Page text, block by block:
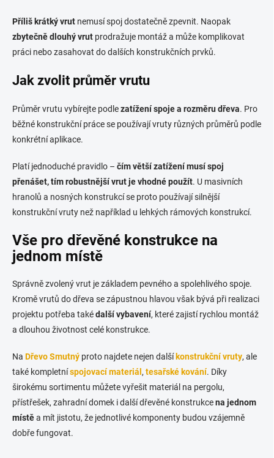
Příliš krátký vrut nemusí spoj dostatečně zpevnit. Naopak
zbytečně dlouhý vrut prodražuje montáž a může komplikovat
práci nebo zasahovat do dalších konstrukčních prvků.
Jak zvolit průměr vrutu
Průměr vrutu vybírejte podlezatížení spoje a rozměru dřeva. Pro
běžné konstrukční práce se používají vruty různých průměrů podle
konkrétní aplikace.
Platí jednoduché pravidlo – čím větší zatížení musí spoj
přenášet, tím robustnější vrut je vhodné použít. U masivních
hranolů a nosných konstrukcí se proto používají silnější
konstrukční vruty než například u lehkých rámových konstrukcí.
Vše pro dřevěné konstrukce na
jednom místě
Správně zvolený vrut je základem pevného a spolehlivého spoje.
Kromě vrutů do dřeva se zápustnou hlavou však bývá při realizaci
projektu potřeba takédalší vybavení, které zajistí rychlou montáž
a dlouhou životnost celé konstrukce.
Na Dřevo Smutný proto najdete nejen další konstrukční vruty, ale
také kompletníspojovací materiál , tesařské kování. Díky
širokému sortimentu můžete vyřešit materiál na pergolu,
přístřešek, zahradní domek i další dřevěné konstrukcena jednom
místěa mít jistotu, že jednotlivé komponenty budou vzájemně
dobře fungovat.